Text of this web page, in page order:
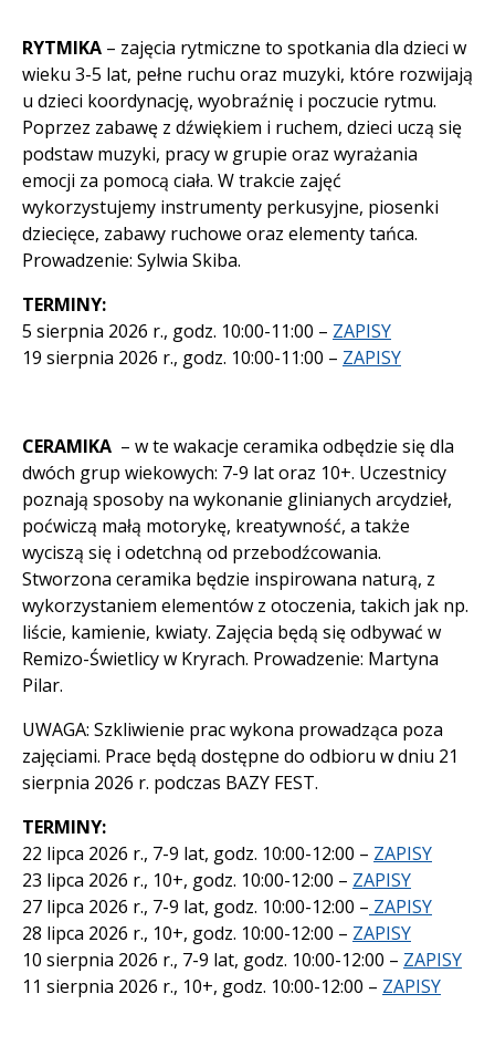
RYTMIKA – zajęcia rytmiczne to spotkania dla dzieci w
wieku 3-5 lat, pełne ruchu oraz muzyki, które rozwijają
u dzieci koordynację, wyobraźnię i poczucie rytmu.
Poprzez zabawę z dźwiękiem i ruchem, dzieci uczą się
podstaw muzyki, pracy w grupie oraz wyrażania
emocji za pomocą ciała. W trakcie zajęć
wykorzystujemy instrumenty perkusyjne, piosenki
dziecięce, zabawy ruchowe oraz elementy tańca.
Prowadzenie: Sylwia Skiba.
TERMINY:
5 sierpnia 2026 r., godz. 10:00-11:00 – ZAPISY
19 sierpnia 2026 r., godz. 10:00-11:00 – ZAPISY
CERAMIKA – w te wakacje ceramika odbędzie się dla
dwóch grup wiekowych: 7-9 lat oraz 10+. Uczestnicy
poznają sposoby na wykonanie glinianych arcydzieł,
poćwiczą małą motorykę, kreatywność, a także
wyciszą się i odetchną od przebodźcowania.
Stworzona ceramika będzie inspirowana naturą, z
wykorzystaniem elementów z otoczenia, takich jak np.
liście, kamienie, kwiaty. Zajęcia będą się odbywać w
Remizo-Świetlicy w Kryrach. Prowadzenie: Martyna
Pilar.
UWAGA: Szkliwienie prac wykona prowadząca poza
zajęciami. Prace będą dostępne do odbioru w dniu 21
sierpnia 2026 r. podczas BAZY FEST.
TERMINY:
22 lipca 2026 r., 7-9 lat, godz. 10:00-12:00 – ZAPISY
23 lipca 2026 r., 10+, godz. 10:00-12:00 – ZAPISY
27 lipca 2026 r., 7-9 lat, godz. 10:00-12:00 – ZAPISY
28 lipca 2026 r., 10+, godz. 10:00-12:00 – ZAPISY
10 sierpnia 2026 r., 7-9 lat, godz. 10:00-12:00 – ZAPISY
11 sierpnia 2026 r., 10+, godz. 10:00-12:00 – ZAPISY